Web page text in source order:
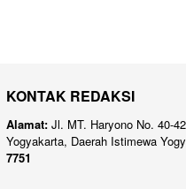
KONTAK REDAKSI
Alamat: Jl. MT. Haryono No. 40-
Yogyakarta, Daerah Istimewa
7751